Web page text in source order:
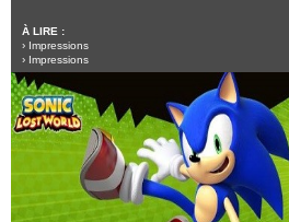
À LIRE :
› Impressions
› Impressions